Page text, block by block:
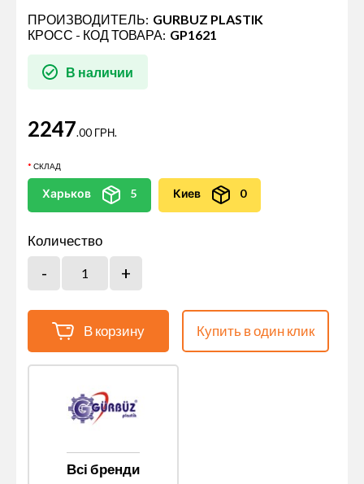
ПРОИЗВОДИТЕЛЬ: GURBUZ PLASTIK
КРОСС - КОД ТОВАРА: GP1621
В наличии
2247.00 ГРН.
СКЛАД
Харьков 5 Киев 0
Количество
В корзину Купить в один клик
Всі бренди